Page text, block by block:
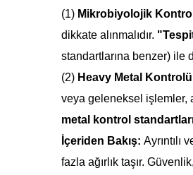
(1) Mikrobiyolojik Kontrol
dikkate alınmalıdır.
standartlarına benzer) ile
(2) Heavy Metal
veya geleneksel işlemler,
metal kontrol
İçeriden Bakış: Ayrıntılı
fazla ağırlık taşır.